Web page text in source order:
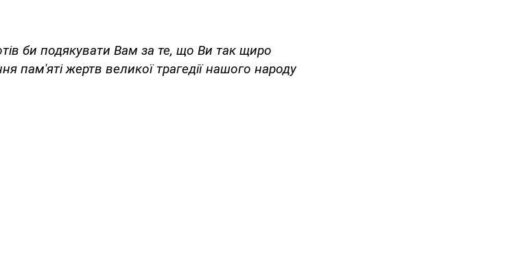
би подякувати Вам за те, що Ви так щиро
пам'яті жертв великої трагедії нашого народу